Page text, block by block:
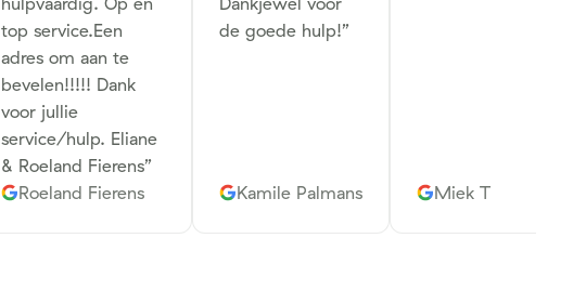
top service.Een
adres om aan te
bevelen!!!!! Dank
voor jullie
service/hulp. Eliane
& Roeland Fierens”
Roeland Fierens
de goede hulp!”
Kamile Palmans Miek T